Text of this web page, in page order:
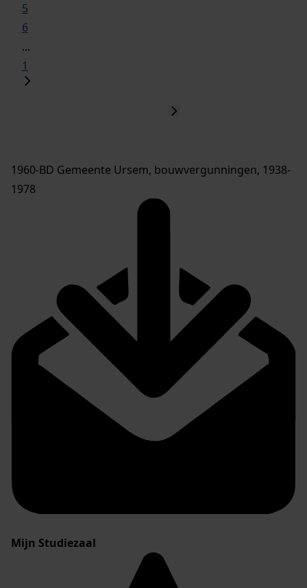
5
6
...
1
1960-BD Gemeente Ursem, bouwvergunningen, 1938-
1978
Mijn Studiezaal